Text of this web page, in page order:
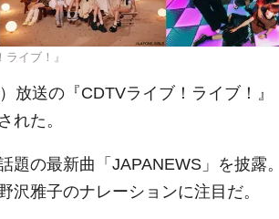
ライブ！』
放送の『CDTVライブ！ライブ！
れた。
題の最新曲「JAPANEWS」を披露
沢雅子のナレーションに注目だ。